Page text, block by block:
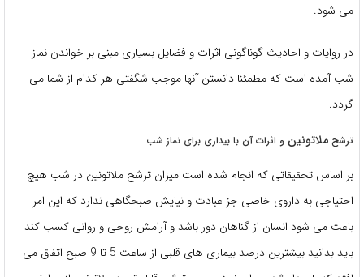
می شود.
در روایات و احادیث گوناگونی اثرات و فضایل بسیاری مبنی بر خواندن نماز
شب آمده است که مطمئنا دانستن آنها موجب شگفتی هر کدام از شما می
گردد.
ترشح ملاتونین و اثرات آن با بیداری برای نماز شب
بر اساس تحقیقاتی که انجام شده است میزان ترشح ملاتونین در شب هیچ
احتیاجی به داروی خاصی جز عبادت و نیایش صبحگاهی ندارد که این امر
باعث می شود انسان از گناهان دور باشد و آرامش روحی و روانی کسب کند
باید بدانید بیشترین درصد بیماری های قلبی از ساعت 5 تا 9 صبح اتفاق می